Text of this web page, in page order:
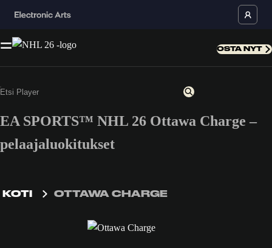
OSTA NYT
EA SPORTS™ NHL 26 Ottawa Charge –
pelaajaluokitukset
KOTI OTTAWA CHARGE